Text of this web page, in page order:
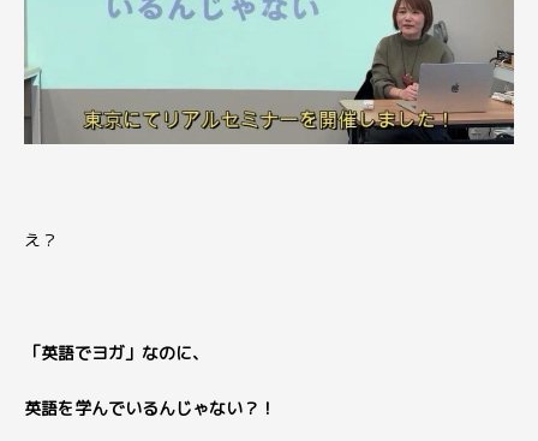
え？
「英語でヨガ」なのに、
英語を学んでいるんじゃない？！